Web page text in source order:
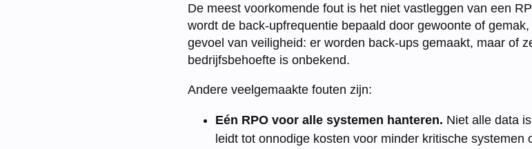
De meest voorkomende fout is het niet vastleggen van een
wordt de back-upfrequentie bepaald door gewoonte of
gevoel van veiligheid: er worden back-ups gemaakt, maar of
bedrijfsbehoefte is onbekend.
Andere veelgemaakte fouten zijn:
Eén RPO voor alle systemen hanteren. Niet alle data
leidt tot onnodige kosten voor minder kritische systemen